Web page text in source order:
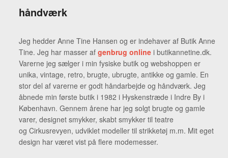
håndværk
Jeg hedder Anne Tine Hansen og er indehaver af Butik Anne
Tine. Jeg har masser af genbrug online i butikannetine.dk.
Varerne jeg sælger i min fysiske butik og webshoppen er
unika, vintage, retro, brugte, ubrugte, antikke og gamle. En
stor del af varerne er godt håndarbejde og håndværk. Jeg
åbnede min første butik i 1982 i Hyskenstræde i Indre By i
København. Gennem årene har jeg solgt brugte og gamle
varer, designet smykker, skabt smykker til teatre
og Cirkusrevyen, udviklet modeller til strikketøj m.m. Mit eget
design har været vist på flere modemesser.